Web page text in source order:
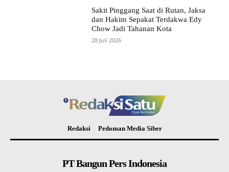
Sakit Pinggang Saat di Rutan, Jaksa
dan Hakim Sepakat Terdakwa Edy
Chow Jadi Tahanan Kota
28 Juli 2026
Redaksi Pedoman Media Siber
PT Bangun Pers Indonesia